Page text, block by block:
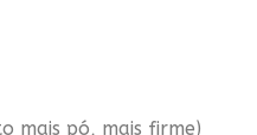
mais pó, mais firme)